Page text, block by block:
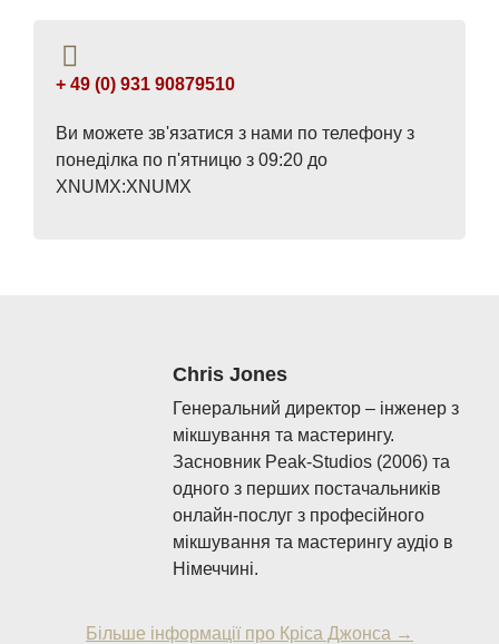
+ 49 (0) 931 90879510
Ви можете зв'язатися з нами по телефону з
понеділка по п'ятницю з 09:20 до
XNUMX:XNUMX
Chris Jones
Генеральний директор – інженер з
мікшування та мастерингу.
Засновник Peak-Studios (2006) та
одного з перших постачальників
онлайн-послуг з професійного
мікшування та мастерингу аудіо в
Німеччині.
Більше інформації про Кріса Джонса →